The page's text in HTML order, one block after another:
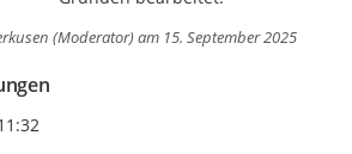
(Moderator)am 15. September 2025
Erstellens